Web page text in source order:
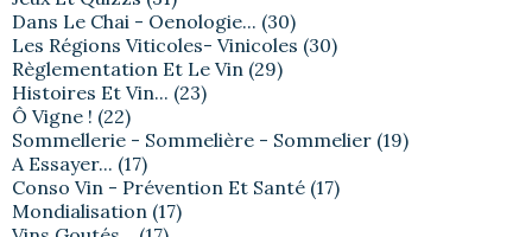
Dans Le Chai - Oenologie... (30)
Les Régions Viticoles- Vinicoles (30)
Règlementation Et Le Vin (29)
Histoires Et Vin... (23)
Ô Vigne ! (22)
Sommellerie - Sommelière - Sommelier (19)
A Essayer... (17)
Conso Vin - Prévention Et Santé (17)
Mondialisation (17)